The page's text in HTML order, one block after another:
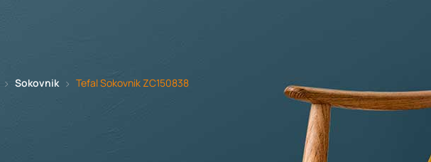
Sokovnik Tefal Sokovnik ZC150838